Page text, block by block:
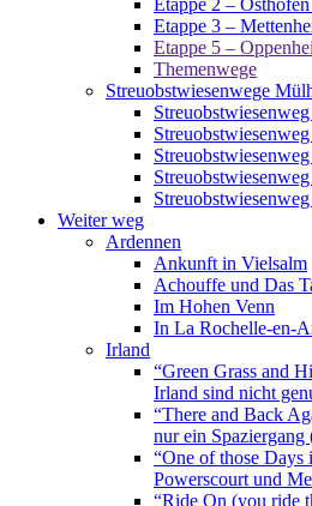
Etappe 2 –
Etappe 3 –
Etappe 5 –
Themenwege
Streuobstwiesenwege
Weiter weg
Ardennen
Ankunft in Vielsalm
Achouffe und Das
Im Hohen Venn
In La Rochelle-en-
Irland
“Green Grass and
Irland sind nicht
“There and Back
nur ein
“One of those Days
Powerscourt und
“Ride On (you ride